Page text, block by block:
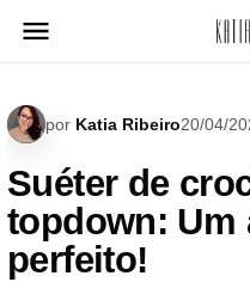
para
por Katia Ribeiro20/04/
Suéter de
topdown: Um
perfeito!